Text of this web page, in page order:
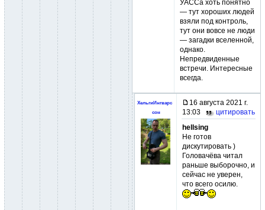
УАССа хоть понятно
— тут хороших людей
взяли под контроль,
тут они вовсе не люди
— загадки вселенной,
однако.
Непредвиденные
встречи. Интересные
всегда.
ХельгиИнгварс
сон
16 августа 2021 г.
13:03
цитировать
hellsing
Не готов
дискутировать )
Головачёва читал
раньше выборочно, и
сейчас не уверен,
что всего осилю.